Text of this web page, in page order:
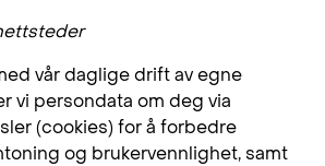
vår daglige drift av egne
vi persondata om deg via
(cookies) for å forbedre
og brukervennlighet, samt